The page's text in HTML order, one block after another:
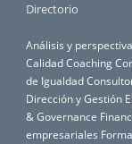
Directorio
Análisis y
CalidadCoaching
de Igualdad
Dirección y Gestión
& Governance
empresariales